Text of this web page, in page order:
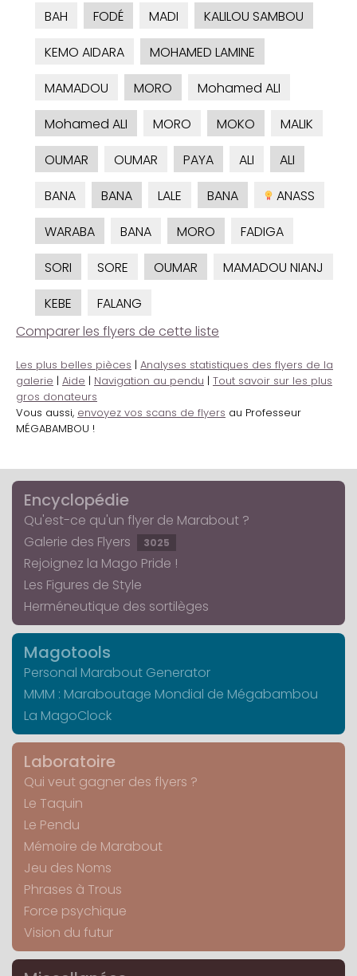
BAH
FODÉ MADI
KALILOU SAMBOU
KEMO AIDARA
MOHAMED LAMINE
MAMADOU
MORO
Mohamed ALI
Mohamed ALI
MORO MOKO
MALIK
OUMAR
OUMAR PAYA ALI
ALI
BANA
BANA LALE BANA
ANASS
WARABA
BANA MORO
FADIGA
SORI
SORE OUMAR
MAMADOU NIANJ
KEBE
FALANG
Comparer les flyers de cette liste
Les plus belles pièces | Analyses statistiques des flyers de la
galerie | Aide | Navigation au pendu | Tout savoir sur les plus
gros donateurs
Vous aussi, envoyez vos scans de flyers au Professeur
MÉGABAMBOU !
Encyclopédie
Qu'est-ce qu'un flyer de Marabout ?
Galerie des Flyers
3025
Rejoignez la Mago Pride !
Les Figures de Style
Herméneutique des sortilèges
Magotools
Personal Marabout Generator
MMM : Maraboutage Mondial de Mégabambou
La MagoClock
Laboratoire
Qui veut gagner des flyers ?
Le Taquin
Le Pendu
Mémoire de Marabout
Jeu des Noms
Phrases à Trous
Force psychique
Vision du futur